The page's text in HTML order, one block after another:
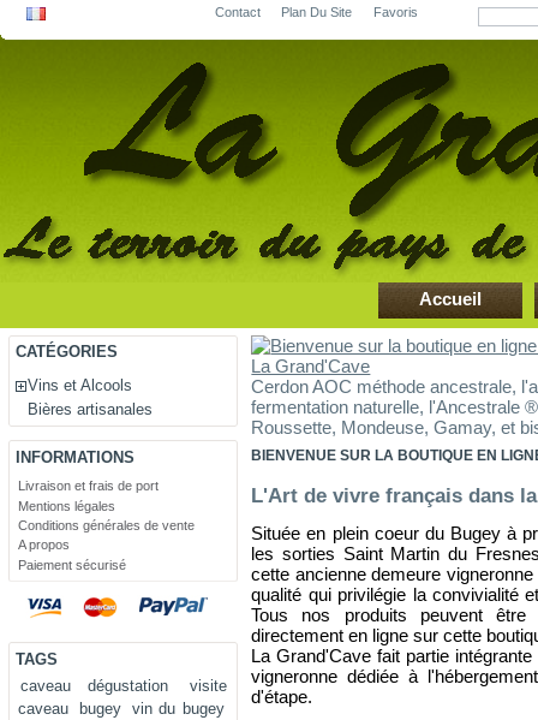
Contact Plan Du Site Favoris
Accueil
CATÉGORIES
Vins et Alcools
Bières artisanales
INFORMATIONS
Livraison et frais de port
Mentions légales
Conditions générales de vente
A propos
Paiement sécurisé
TAGS
caveau dégustation
visite
caveau
bugey vin du bugey
Cerdon AOC méthode ancestrale,
fermentation naturelle, l'Ancestrale
Roussette, Mondeuse, Gamay, et
BIENVENUE SUR LA BOUTIQUE EN
L'Art de vivre français dans
Située en plein coeur du Bugey à
les sorties Saint Martin du
cette ancienne demeure
qualité qui privilégie la convivialité
Tous nos produits peuvent
directement en ligne sur cette
La Grand'Cave fait partie
vigneronne dédiée à
d'étape.